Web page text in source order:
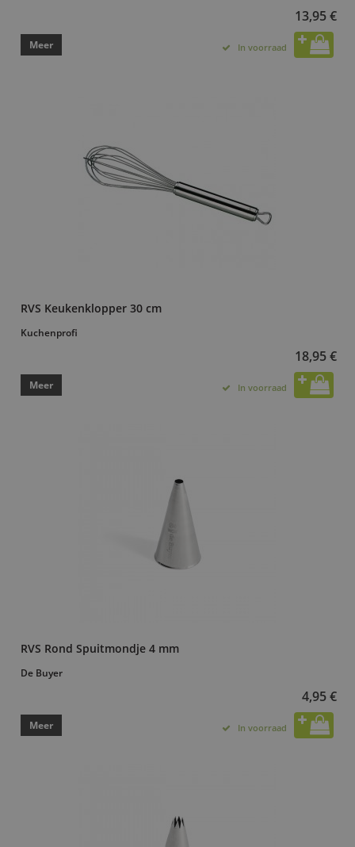
13,95 €
Meer In voorraad
RVS Keukenklopper 30 cm
Kuchenprofi
18,95 €
Meer In voorraad
RVS Rond Spuitmondje 4 mm
De Buyer
4,95 €
Meer In voorraad